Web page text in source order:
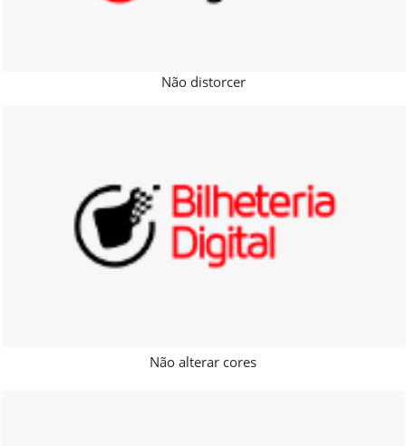
Não distorcer
Não alterar cores